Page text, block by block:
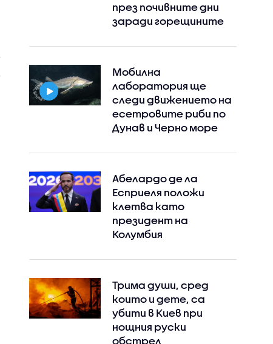
Instagram Facebook
през почивните дни
заради горещините
Мобилна
лаборатория ще
следи движението на
есетровите риби по
Дунав и Черно море
Абелардо де ла
Есприеля положи
клетва като
президент на
Колумбия
Трима души, сред
които и дете, са
убити в Киев при
нощния руски
обстрел